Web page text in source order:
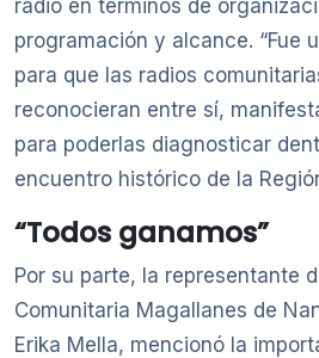
radio en términos de
programación y alcance. “Fue
para que las radios
reconocieran entre sí,
para poderlas diagnosticar
encuentro histórico de la
“Todos ganamos”
Por su parte, la representante
Comunitaria Magallanes de
Erika Mella, mencionó la